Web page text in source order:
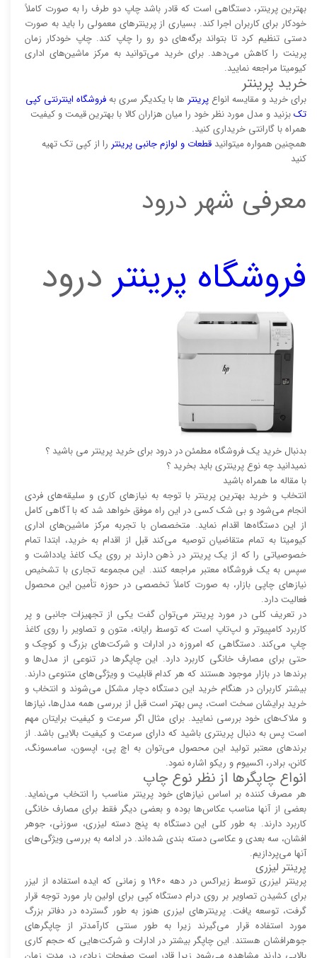
بهترین پرینتر، دستگاهی است که قادر باشد چاپ دو طرف را به صورت کاملاً
خودکار برای کاربران اجرا کند. بسیاری از پرینتر‌های معمولی را باید به صورت
دستی تنظیم کرد تا بتواند برگه‌های دو رو را چاپ کند. چاپ خودکار زمان
پرینت را کاهش می‌دهد. برای خرید می‌توانید به مرکز ماشین‌های اداری
کیومیتا مراجعه نمایید.
خرید پرینتر
برای خرید و مقایسه انواع پرینتر‌ ها با یکدیگر سری بهفروشگاه اینترنتی کپی
تکبزنید و مدل مورد نظر خود را میان هزاران کالا با بهترین قیمت و کیفیت
همراه با گارانتی خریداری کنید.
همچنین همواره میتوانید قطعات و لوازم جانبی پرینتر را از کپی تک تهیه
کنید
معرفی شهر درود
فروشگاه پرینتر درود
بدنبال خرید یک فروشگاه مطمئن در درود برای خرید پرینتر می باشید ؟
نمیدانید چه نوع پرینتری باید بخرید ؟
با مقاله ما همراه باشید
انتخاب و خرید بهترین پرینتر با توجه به نیاز‌‌های کاری و سلیقه‌های فردی
انجام می‌شود و بی شک کسی در این راه موفق خواهد شد که با آگاهی کامل
از این دستگاه‌ها اقدام نماید. متخصصان با تجربه مرکز ماشین‌های اداری
کیومیتا به تمام متقاضیان توصیه می‌کند قبل از اقدام به خرید، ابتدا تمام
خصوصیاتی را که از یک پرینتر در ذهن دارند بر روی یک کاغذ یادداشت و
سپس به یک فروشگاه معتبر مراجعه کنند. این مجموعه تجاری با تشخیص
نیاز‌‌های چاپی بازار، به صورت کاملاً تخصصی در حوزه تأمین این محصول
فعالیت دارد.
در تعریف کلی در مورد پرینتر می‌توان گفت یکی از تجهیزات جانبی و پر
کاربرد کامپیوتر و لپ‌تاپ است که توسط رایانه، متون و تصاویر را روی کاغذ
چاپ می‌کند. دستگاهی که امروزه در ادارات و شرکت‌های بزرگ و کوچک و
حتی برای مصارف خانگی کاربرد دارد. این چاپگر‌ها در تنوعی از مدل‌ها و
برند‌ها در بازار موجود هستند که هر کدام قابلیت و ویژگی‌های متنوعی دارند.
بیشتر کاربران در هنگام خرید این دستگاه دچار مشکل می‌شوند و انتخاب و
خرید برایشان سخت است، پس بهتر است قبل از بررسی همه مدل‌ها، نیاز‌ها
و ملاک‌های خود بررسی نمایید. برای مثال اگر سرعت و کیفیت برایتان مهم
است پس به دنبال پرینتری باشید که دارای سرعت و کیفیت بالایی باشد. از
برند‌های معتبر تولید این محصول می‌توان به اچ پی، اپسون، سامسونگ،
کانن، برادر، اکسیوم و ریکو اشاره نمود.
انواع چاپگر‌ها از نظر نوع چاپ
هر مصرف کننده بر اساس نیاز‌های خود پرینتر مناسب را انتخاب می‌نماید.
بعضی از آنها مناسب عکاس‌ها بوده و بعضی دیگر فقط برای مصارف خانگی
کاربرد دارند. به طور کلی این دستگاه به پنج دسته لیزری، سوزنی، جوهر
افشان، سه بعدی و عکاسی دسته بندی شده‌اند. در ادامه به بررسی ویژگی‌های
آنها می‌پردازیم.
پرینتر لیزری
پرینتر لیزری توسط زیراکس در دهه 1960 و زمانی که ایده استفاده از لیزر
برای کشیدن تصاویر بر روی درام دستگاه کپی برای اولین بار مورد توجه قرار
گرفت، توسعه یافت. پرینتر‌های لیزری هنوز به طور گسترده در دفاتر بزرگ
مورد استفاده قرار می‌گیرند زیرا به طور سنتی کارآمد‌‌تر از چاپگر‌های
جوهرافشان هستند. این چاپگر بیشتر در ادارات و شرکت‌هایی که حجم کاری